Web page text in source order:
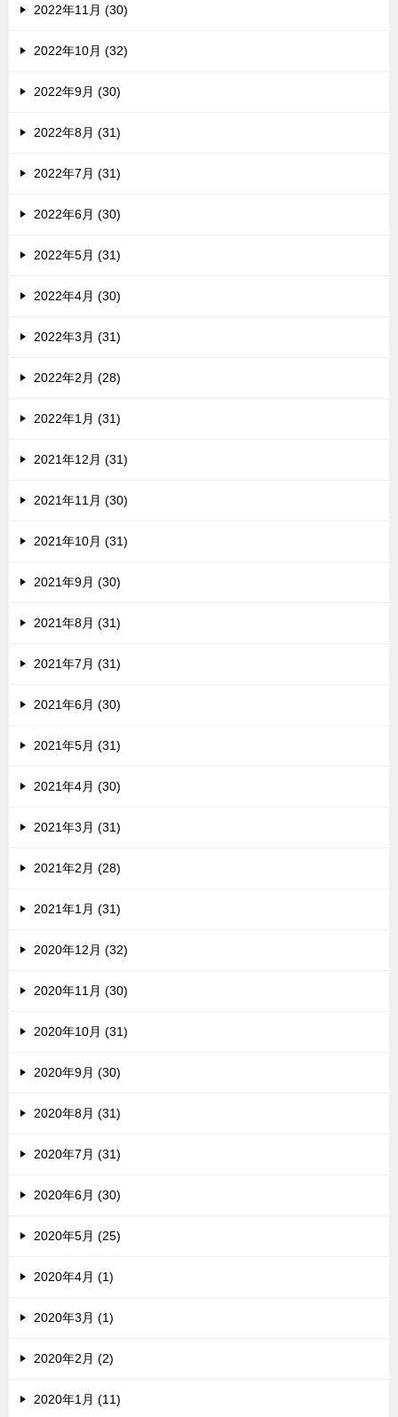
2022年11月 (30)
2022年10月 (32)
2022年9月 (30)
2022年8月 (31)
2022年7月 (31)
2022年6月 (30)
2022年5月 (31)
2022年4月 (30)
2022年3月 (31)
2022年2月 (28)
2022年1月 (31)
2021年12月 (31)
2021年11月 (30)
2021年10月 (31)
2021年9月 (30)
2021年8月 (31)
2021年7月 (31)
2021年6月 (30)
2021年5月 (31)
2021年4月 (30)
2021年3月 (31)
2021年2月 (28)
2021年1月 (31)
2020年12月 (32)
2020年11月 (30)
2020年10月 (31)
2020年9月 (30)
2020年8月 (31)
2020年7月 (31)
2020年6月 (30)
2020年5月 (25)
2020年4月 (1)
2020年3月 (1)
2020年2月 (2)
2020年1月 (11)